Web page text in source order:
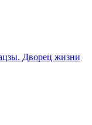
Дворец жизни